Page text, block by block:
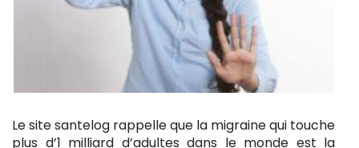
Le site santelog rappelle que la migraine qui touche
plus d’1 milliard d’adultes dans le monde est la